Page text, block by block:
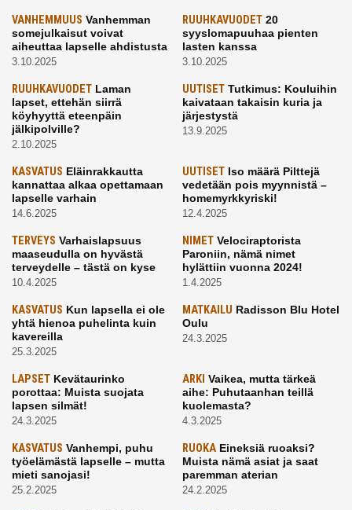
VANHEMMUUS Vanhemman
somejulkaisut voivat
aiheuttaa lapselle ahdistusta
3.10.2025
RUUHKAVUODET20
syyslomapuuhaa pienten
lasten kanssa
3.10.2025
RUUHKAVUODET Laman
lapset, ettehän siirrä
köyhyyttä eteenpäin
jälkipolville?
2.10.2025
UUTISETTutkimus: Kouluihin
kaivataan takaisin kuria ja
järjestystä
13.9.2025
KASVATUS Eläinrakkautta
kannattaa alkaa opettamaan
lapselle varhain
14.6.2025
UUTISETIso määrä Pilttejä
vedetään pois myynnistä –
homemyrkkyriski!
12.4.2025
TERVEYS Varhaislapsuus
maaseudulla on hyvästä
terveydelle – tästä on kyse
10.4.2025
NIMETVelociraptorista
Paroniin, nämä nimet
hylättiin vuonna 2024!
1.4.2025
KASVATUS Kun lapsella ei ole
yhtä hienoa puhelinta kuin
kavereilla
25.3.2025
MATKAILU Radisson Blu Hotel
Oulu
24.3.2025
LAPSET Kevätaurinko
porottaa: Muista suojata
lapsen silmät!
24.3.2025
ARKI Vaikea, mutta tärkeä
aihe: Puhutaanhan teillä
kuolemasta?
4.3.2025
KASVATUS Vanhempi, puhu
työelämästä lapselle – mutta
mieti sanojasi!
25.2.2025
RUOKAEineksiä ruoaksi?
Muista nämä asiat ja saat
paremman aterian
24.2.2025